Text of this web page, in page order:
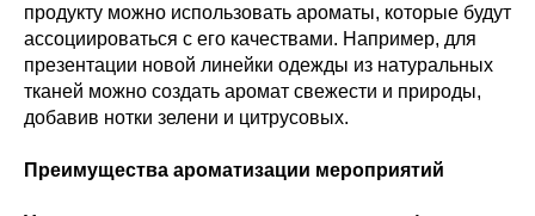
продукту можно использовать ароматы, которые будут
ассоциироваться с его качествами. Например, для
презентации новой линейки одежды из натуральных
тканей можно создать аромат свежести и природы,
добавив нотки зелени и цитрусовых.
Преимущества ароматизации мероприятий